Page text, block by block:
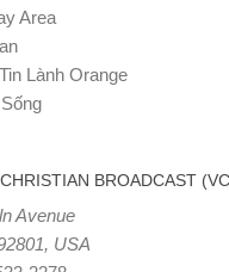
Area
Lành Orange
BROADCAST
Avenue
USA